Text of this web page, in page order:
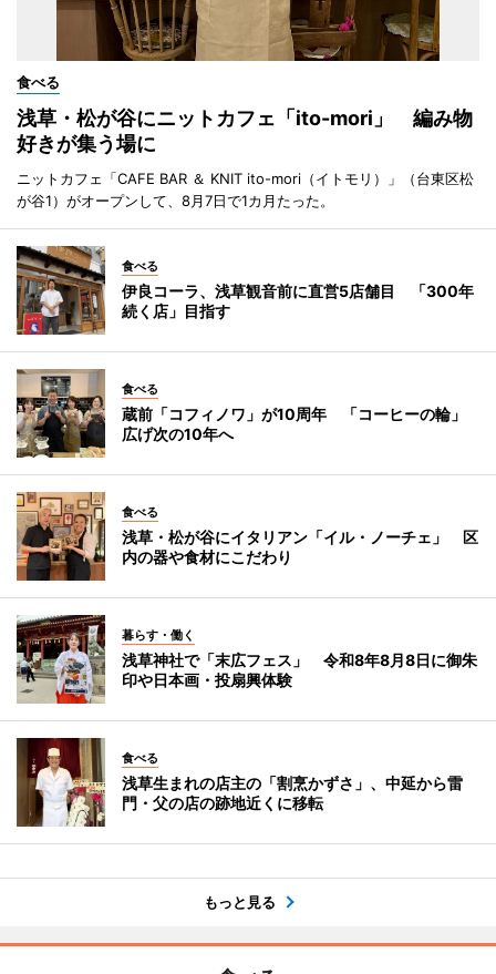
食べる
浅草・松が谷にニットカフェ「ito-mori」 編み物
好きが集う場に
ニットカフェ「CAFE BAR ＆ KNIT ito-mori（イトモリ）」（台東区松
が谷1）がオープンして、8月7日で1カ月たった。
食べる
伊良コーラ、浅草観音前に直営5店舗目 「300年
続く店」目指す
食べる
蔵前「コフィノワ」が10周年 「コーヒーの輪」
広げ次の10年へ
食べる
浅草・松が谷にイタリアン「イル・ノーチェ」 区
内の器や食材にこだわり
暮らす・働く
浅草神社で「末広フェス」 令和8年8月8日に御朱
印や日本画・投扇興体験
食べる
浅草生まれの店主の「割烹かずさ」、中延から雷
門・父の店の跡地近くに移転
もっと見る